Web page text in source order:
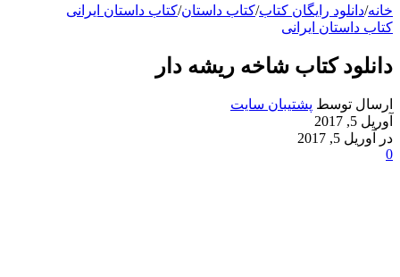
خانه/دانلود رایگان کتاب/کتاب داستان/کتاب داستان ایرانی
کتاب داستان ایرانی
دانلود کتاب شاخه ریشه دار
ارسال توسط پشتیبان سایت
آوریل 5, 2017
در آوریل 5, 2017
0